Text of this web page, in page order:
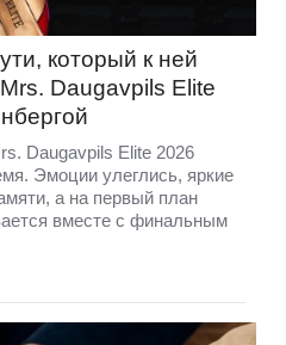
который к ней
Daugavpils Elite
Daugavpils Elite 2026
Эмоции улеглись, яркие
а на первый план
вместе с финальным